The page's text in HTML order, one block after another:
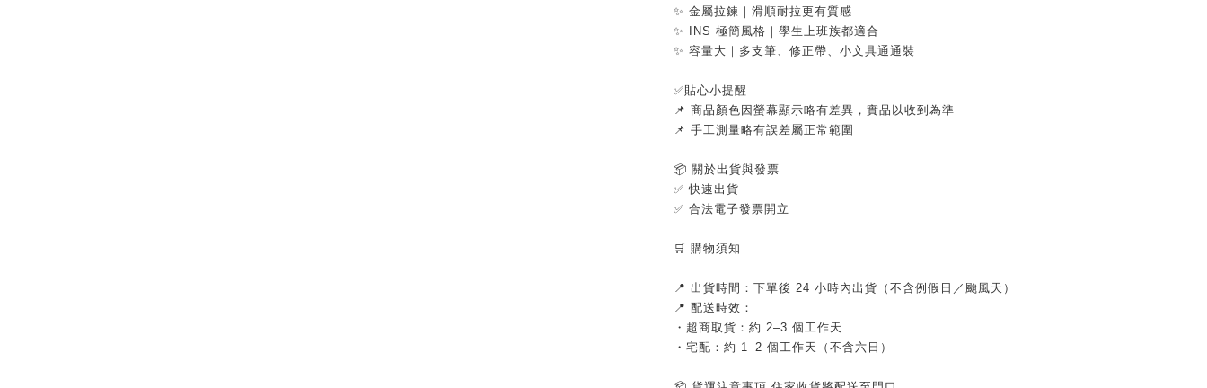
✨ 金屬拉鍊｜滑順耐拉更有質感
✨ INS 極簡風格｜學生上班族都適合
✨ 容量大｜多支筆、修正帶、小文具通通裝
✅貼心小提醒
📌 商品顏色因螢幕顯示略有差異，實品以收到為準
📌 手工測量略有誤差屬正常範圍
📦 關於出貨與發票
✅ 快速出貨
✅ 合法電子發票開立
🛒 購物須知
📍 出貨時間：下單後 24 小時內出貨（不含例假日／颱風天）
📍 配送時效：
・超商取貨：約 2–3 個工作天
・宅配：約 1–2 個工作天（不含六日）